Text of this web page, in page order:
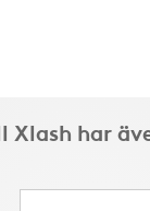
Xlash har